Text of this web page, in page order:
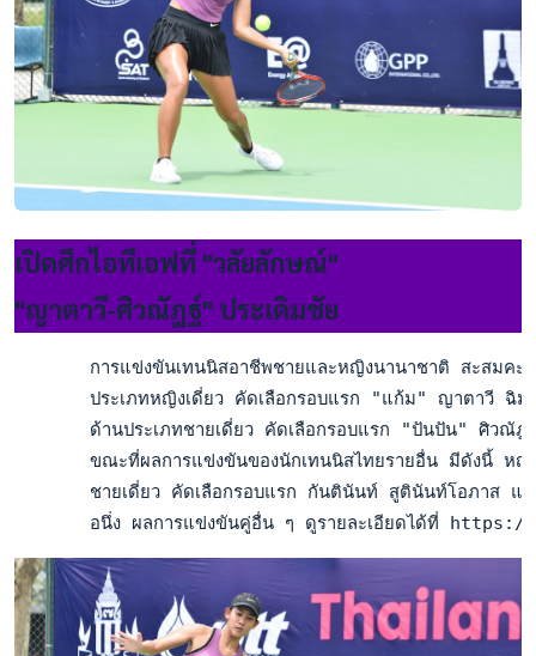
เปิดศึกไอทีเอฟที่ "วลัยลักษณ์"
"ญาตาวี-ศิวณัฎฐ์" ประเดิมชัย
การแข่งขันเทนนิสอาชีพชายและหญิงนานาชาติ สะสมคะ
ประเภทหญิงเดี่ยว คัดเลือกรอบแรก "แก้ม" ญาตาวี ฉิม
ด้านประเภทชายเดี่ยว คัดเลือกรอบแรก "ปันปัน" ศิวณั
ขณะที่ผลการแข่งขันของนักเทนนิสไทยรายอื่น มีดังนี้ หญิ
ชายเดี่ยว คัดเลือกรอบแรก กันตินันท์ สูตินันท์โอภาส แ
อนึ่ง ผลการแข่งขันคู่อื่น ๆ ดูรายละเอียดได้ที่